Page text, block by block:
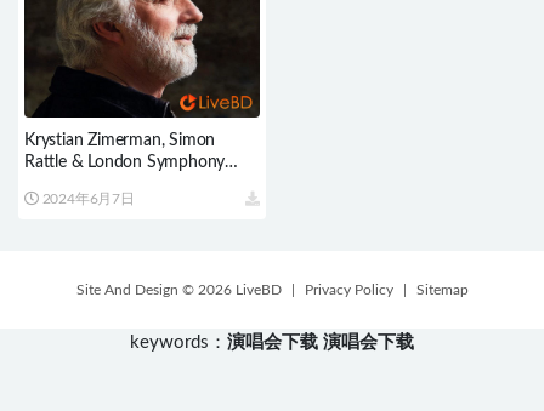
Krystian Zimerman, Simon
Rattle & London Symphony
Complete Piano Concertos
2024年6月7日
Site And Design © 2026 LiveBD Privacy Policy Sitemap
keywords： 演唱会下载 演唱会下载